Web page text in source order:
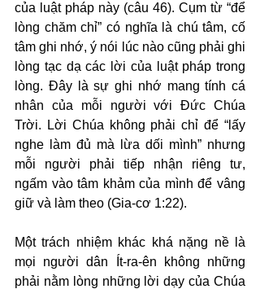
của luật pháp này (câu 46). Cụm từ “để
lòng chăm chỉ” có nghĩa là chú tâm, cố
tâm ghi nhớ, ý nói lúc nào cũng phải ghi
lòng tạc dạ các lời của luật pháp trong
lòng. Đây là sự ghi nhớ mang tính cá
nhân của mỗi người với Đức Chúa
Trời. Lời Chúa không phải chỉ để “lấy
nghe làm đủ mà lừa dối mình” nhưng
mỗi người phải tiếp nhận riêng tư,
ngấm vào tâm khảm của mình để vâng
giữ và làm theo (Gia-cơ 1:22).
Một trách nhiệm khác khá nặng nề là
mọi người dân Ít-ra-ên không những
phải nằm lòng những lời dạy của Chúa